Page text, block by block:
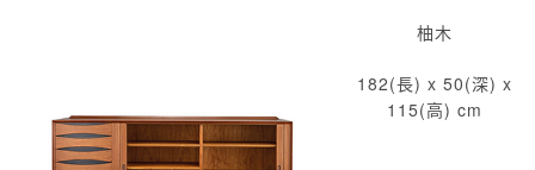
柚木
182(長) x 50(深) x
115(高) cm